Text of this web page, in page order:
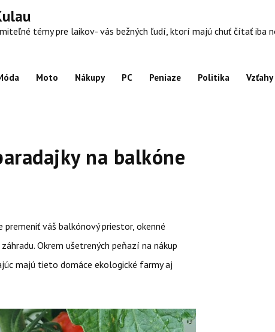
témy pre laikov- vás bežných ľudí, ktorí majú chuť čítať iba
Moto Nákupy PC Peniaze Politika Vzťahy
na balkóne
váš balkónový priestor, okenné
Okrem ušetrených peňazí na nákup
majú tieto domáce ekologické farmy aj